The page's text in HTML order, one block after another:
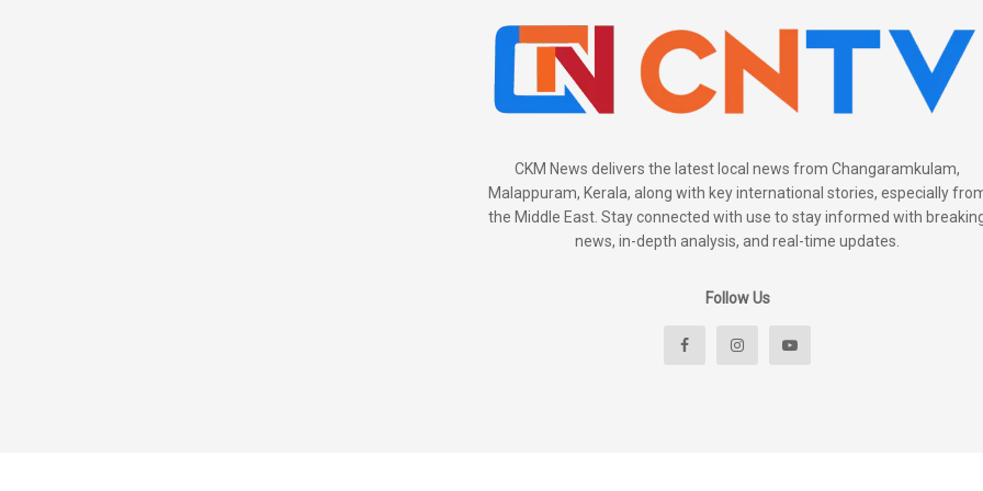
CKM News delivers the latest local news from Changaramkulam,
Malappuram, Kerala, along with key international stories, especially
the Middle East. Stay connected with use to stay informed with
news, in-depth analysis, and real-time updates.
Follow Us